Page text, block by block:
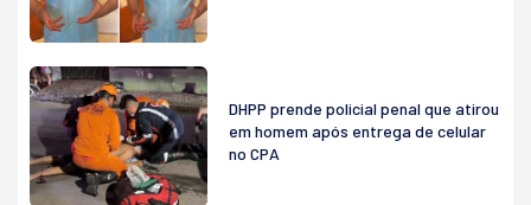
DHPP prende policial penal que atirou
em homem após entrega de celular
no CPA